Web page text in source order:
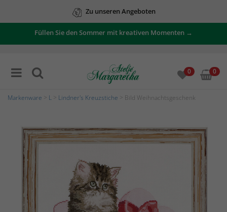
Zu unseren Angeboten
Füllen Sie den Sommer mit kreativen Momenten →
0 0
Markenware L Lindner's Kreuzstiche > Bild Weihnachtsgeschenk